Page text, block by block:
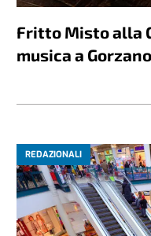
Fritto Misto alla
musica a
REDAZIONALI